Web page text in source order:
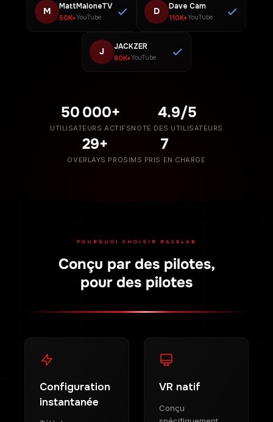
M MattMaloneTV
50K+YouTube
D Dave Cam
110K+YouTube
J JACKZER
80K+YouTube
50 000+
UTILISATEURS ACTIFS
4.9/5
NOTE DES UTILISATEURS
29+
OVERLAYS PRO
7
SIMS PRIS EN CHARGE
POURQUOI CHOISIR RACELAB
Conçu par des pilotes,
pour des pilotes
Configuration
instantanée
VR natif
Conçu